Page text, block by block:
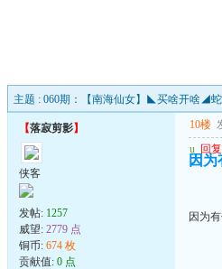
主题 : 060期：【南海仙女】◣买啥开啥◢
【落寂剪影】
侠客
发帖: 1257
威望: 2779 点
铜币: 674 枚
贡献值: 0 点
10楼
u 回复
因
因为